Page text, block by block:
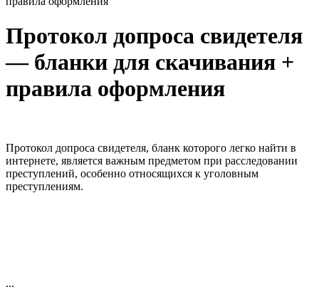
Протокол допроса свидетеля
— бланки для скачивания +
правила оформления
Протокол допроса свидетеля, бланк которого легко найти в
интернете, является важным предметом при расследовании
преступлений, особенно относящихся к уголовным
преступлениям.
...